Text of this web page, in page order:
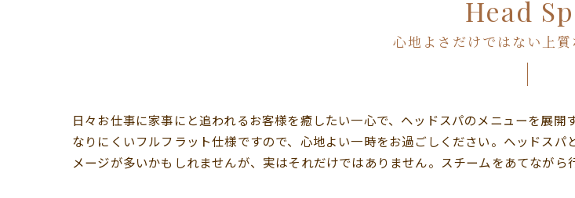
Head
心地よさだけではない上
日々お仕事に家事にと追われるお客様を癒したい一心で、ヘッドスパのメニューを展
なりにくいフルフラット仕様ですので、心地よい一時をお過ごしください。ヘッドス
メージが多いかもしれませんが、実はそれだけではありません。スチームをあてながら